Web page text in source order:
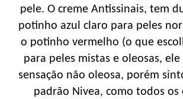
pele. O creme Antissinais, tem
potinho azul claro para peles
o potinho vermelho (o que
para peles mistas e oleosas,
sensação não oleosa, porém
padrão Nivea, como todos os